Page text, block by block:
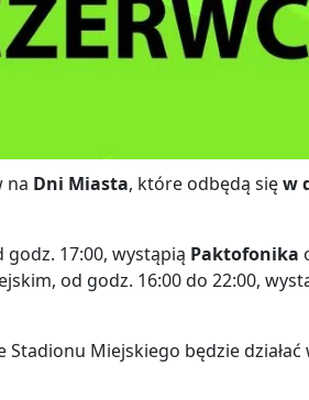
na Dni Miasta, które odbędą sięw
17:00, wystąpią Paktofonika
od godz. 16:00 do 22:00,
Miejskiego będzie działać